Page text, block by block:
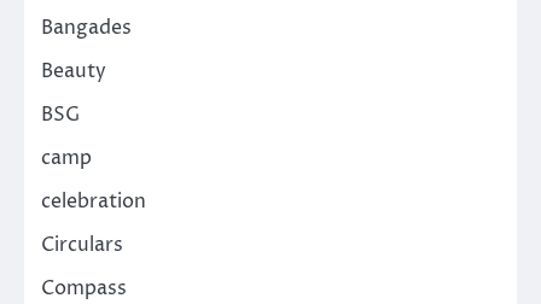
Bangades
Beauty
BSG
camp
celebration
Circulars
Compass